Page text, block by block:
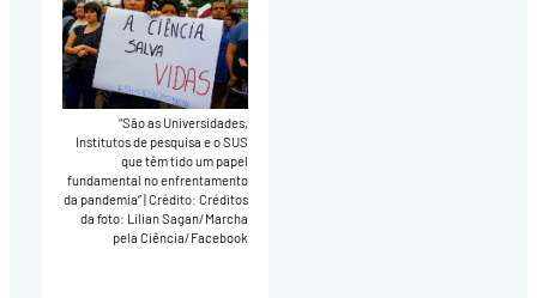
“São as Universidades,
Institutos de pesquisa e o SUS
que têm tido um papel
fundamental no enfrentamento
da pandemia” Crédito: Créditos
da foto: Lilian Sagan/Marcha
pela Ciência/Facebook